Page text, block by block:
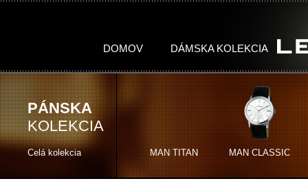
DOMOV DÁMSKA KOLEKCIA
DÁMSKA
KOLEKCIA
Celá kolekcia WOMAN STONES WOMAN TITAN
PÁNSKA
KOLEKCIA
Celá kolekcia MAN TITAN MAN CLASSIC
PÁNSKA
KOLEKCIA
Celá kolekcia MAN TITAN MAN CLASSIC